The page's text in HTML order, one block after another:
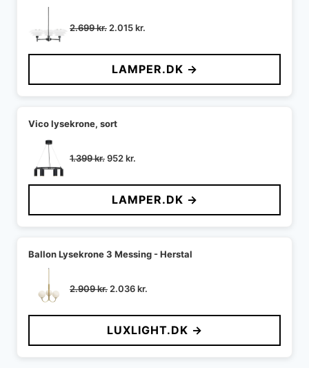
2.699kr. Den
pris
var:
2.699 kr..
2.015kr.
pris
er:
2.015 kr..
LAMPER.DK →
Vico lysekrone, sort
1.399kr.Den
pris
var:
1.399 kr..
952kr.
pris
er:
952 kr..
LAMPER.DK →
Ballon Lysekrone 3 Messing - Herstal
2.909kr. Den
pris
var:
2.909 kr..
2.036kr.
pris
er:
2.036 kr..
LUXLIGHT.DK →